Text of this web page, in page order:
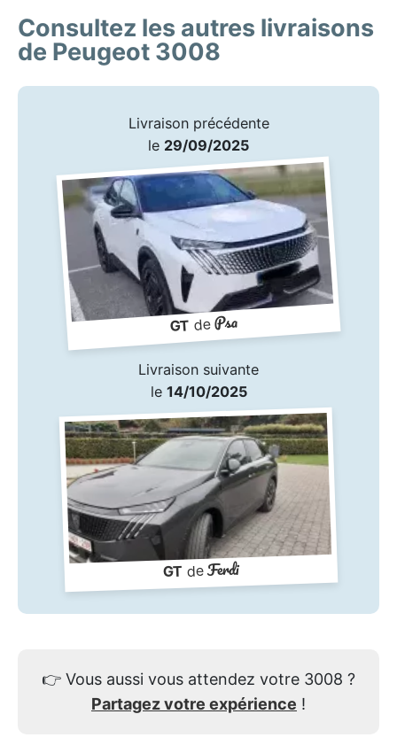
Consultez les autres livraisons
de Peugeot 3008
Livraison précédente
le 29/09/2025
GTdePsa
Livraison suivante
le 14/10/2025
GTdeFerdi
👉 Vous aussi vous attendez votre 3008 ?
Partagez votre expérience !